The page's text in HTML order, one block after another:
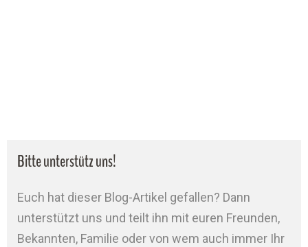
Bitte unterstütz uns!
Euch hat dieser Blog-Artikel gefallen? Dann
unterstützt uns und teilt ihn mit euren Freunden,
Bekannten, Familie oder von wem auch immer Ihr